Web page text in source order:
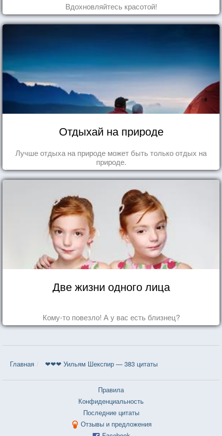
Вдохновляйтесь красотой!
Отдыхай на природе
Лучше отдыха на природе может быть только отдых на
природе.
Две жизни одного лица
Кому-то повезло! А у вас есть близнец?
Главная ❤❤❤ Уильям Шекспир — 383 цитаты
Правила
Конфиденциальность
Последние цитаты
Отзывы и предложения